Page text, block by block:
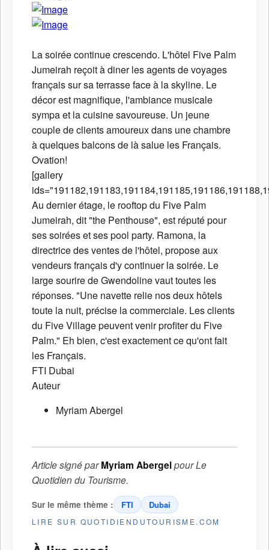
La soirée continue crescendo. L'hôtel Five Palm
Jumeirah reçoit à diner les agents de voyages
français sur sa terrasse face à la skyline. Le
décor est magnifique, l'ambiance musicale
sympa et la cuisine savoureuse. Un jeune
couple de clients amoureux dans une chambre
à quelques balcons de là salue les Français.
Ovation!
[gallery
Au dernier étage, le rooftop du Five Palm
Jumeirah, dit "the Penthouse", est réputé pour
ses soirées et ses pool party. Ramona, la
directrice des ventes de l'hôtel, propose aux
vendeurs français d'y continuer la soirée. Le
large sourire de Gwendoline vaut toutes les
réponses. "Une navette relie nos deux hôtels
toute la nuit, précise la commerciale. Les clients
du Five Village peuvent venir profiter du Five
Palm." Eh bien, c'est exactement ce qu'ont fait
les Français.
FTI Dubai
Auteur
Myriam Abergel
Article signé parMyriam AbergelpourLe
Quotidien du Tourisme.
Sur le même thème : FTI Dubai
LIRE SUR QUOTIDIENDUTOURISME.COM